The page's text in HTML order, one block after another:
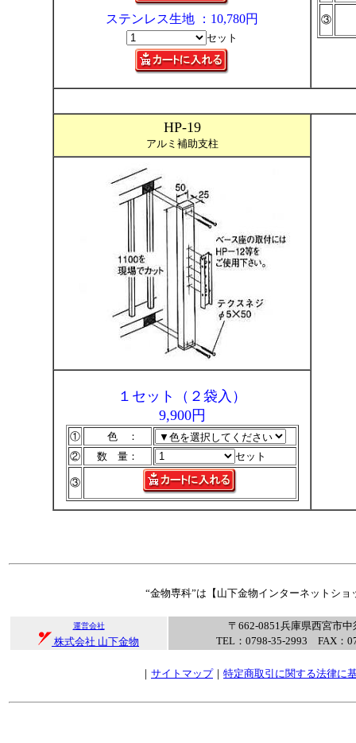
ステンレス生地 ：10,780円
セット
③
HP-19
アルミ補助支柱
１セット（２袋入）
9,900円
①
色 ：
②
数 量： セット
③
“金物専科”は【山下金物インターネットシ
運営会社
株式会社 山下金物
〒662-0851兵庫県西宮市中
TEL：0798-35-2993 FAX：
｜ サイトマップ｜ 特定商取引に関する法律に